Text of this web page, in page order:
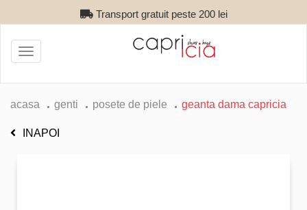
Transport gratuit peste 200 lei
Toggle
navigation
acasa genti posete de piele geanta dama capricia
INAPOI